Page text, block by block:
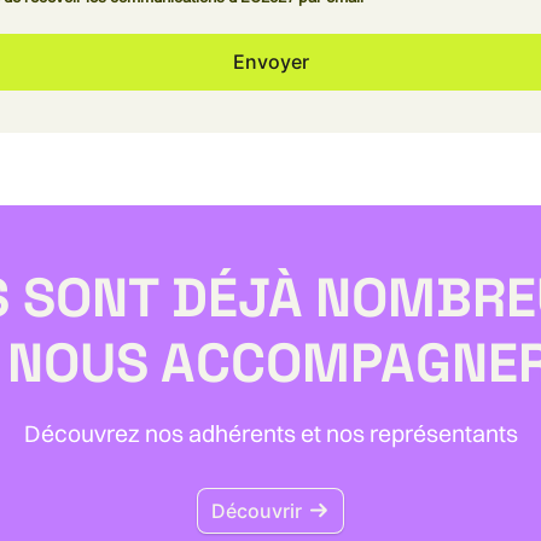
Envoyer
SONT DÉJÀ
Découvrez nos adhérents et nos représentants
Découvrir